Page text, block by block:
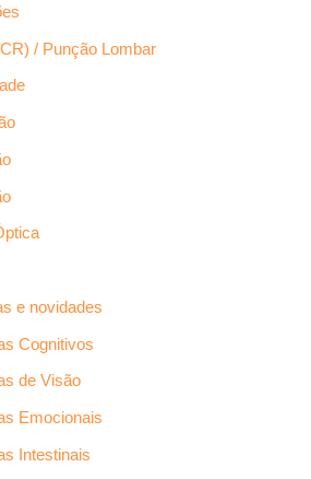
/ Punção Lombar
e novidades
Cognitivos
de Visão
Emocionais
Intestinais